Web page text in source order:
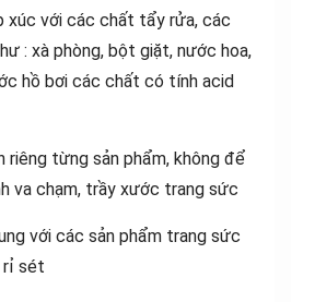
xúc với các chất tẩy rửa, các
: xà phòng, bột giặt, nước hoa,
hồ bơi các chất có tính acid
riêng từng sản phẩm, không để
va chạm, trầy xước trang sức
với các sản phẩm trang sức
rỉ sét